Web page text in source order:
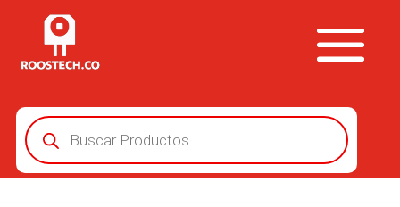
Búsqueda
de
productos